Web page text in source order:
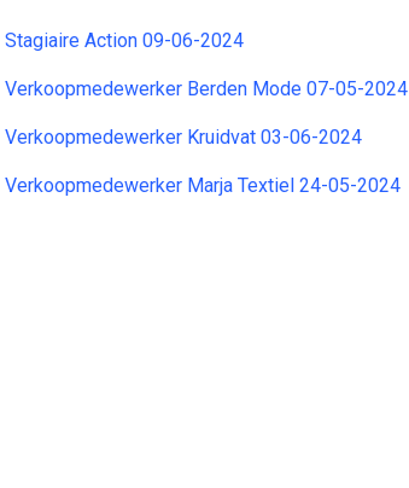
Stagiaire Action 09-06-2024
Verkoopmedewerker Berden Mode 07-05-2024
Verkoopmedewerker Kruidvat 03-06-2024
Verkoopmedewerker Marja Textiel 24-05-2024